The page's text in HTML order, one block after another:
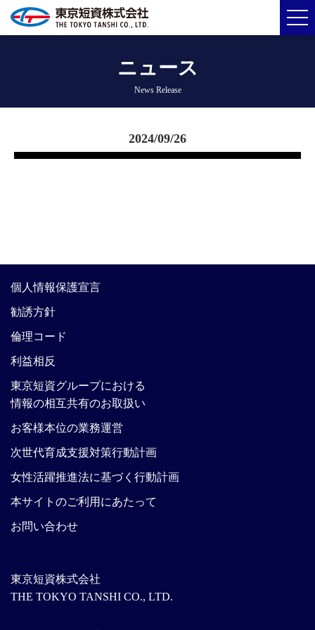
ニュース
News Release
2024/09/26
東京短資株式会社
THE TOKYO TANSHI CO., LTD.
個人情報保護宣言
勧誘方針
倫理コード
利益相反
東京短資グループにおける
情報の相互共有のお取扱い
お客様本位の業務運営
次世代育成支援対策行動計画
女性活躍推進法に基づく行動計画
本サイトのご利用にあたって
お問い合わせ